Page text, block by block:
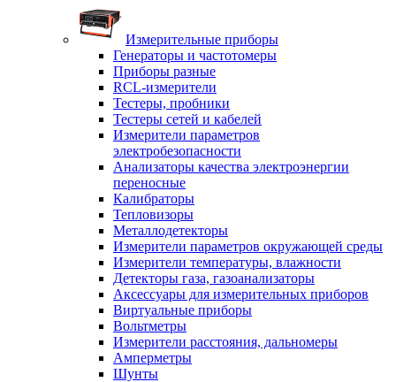
Измерительные приборы
Генераторы и частотомеры
Приборы разные
RCL-измерители
Тестеры, пробники
Тестеры сетей и кабелей
Измерители параметров
электробезопасности
Анализаторы качества электроэнергии
переносные
Калибраторы
Тепловизоры
Металлодетекторы
Измерители параметров окружающей среды
Измерители температуры, влажности
Детекторы газа, газоанализаторы
Аксессуары для измерительных приборов
Виртуальные приборы
Вольтметры
Измерители расстояния, дальномеры
Амперметры
Шунты